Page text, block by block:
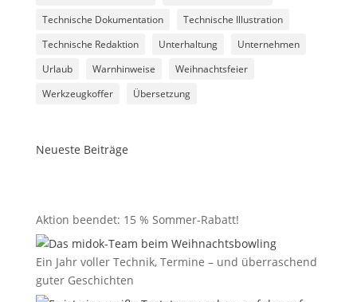
Technische Dokumentation
Technische Illustration
Technische Redaktion
Unterhaltung
Unternehmen
Urlaub
Warnhinweise
Weihnachtsfeier
Werkzeugkoffer
Übersetzung
Neueste Beiträge
Aktion beendet: 15 % Sommer-Rabatt!
Ein Jahr voller Technik, Termine – und überraschend
guter Geschichten